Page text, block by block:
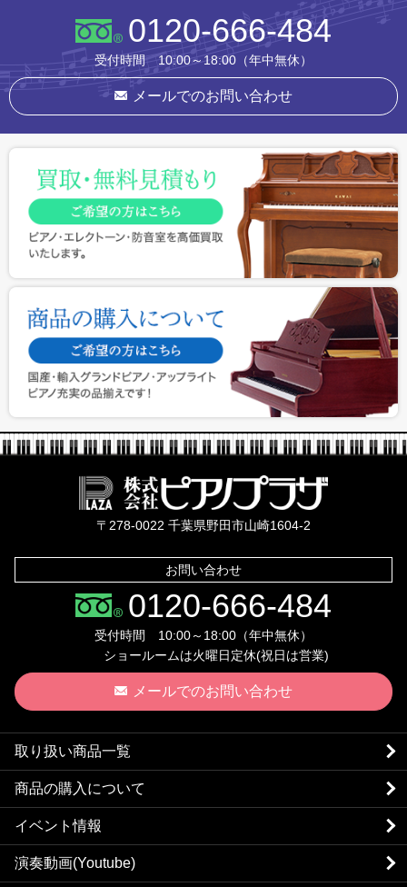
0120-666-484
受付時間 10:00～18:00（年中無休）
メールでのお問い合わせ
〒278-0022 千葉県野田市山崎1604-2
お問い合わせ
0120-666-484
受付時間 10:00～18:00（年中無休）
ショールームは火曜日定休(祝日は営業)
メールでのお問い合わせ
取り扱い商品一覧
商品の購入について
イベント情報
演奏動画(Youtube)